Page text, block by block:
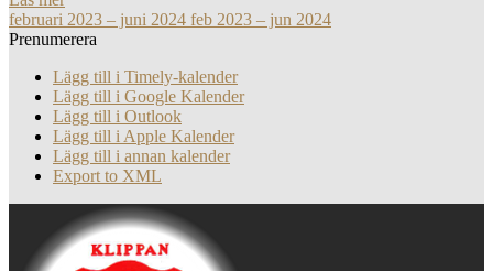
februari 2023 – juni 2024 feb 2023 – jun 2024
Prenumerera
Lägg till i Timely-kalender
Lägg till i Google Kalender
Lägg till i Outlook
Lägg till i Apple Kalender
Lägg till i annan kalender
Export to XML